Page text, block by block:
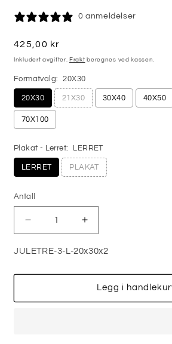
0 anmeldelser
Vanlig
pris
425,00 kr
Inkludert avgifter. Frakt beregnes ved kassen.
Formatvalg: 20X30
20X30 21X30 30X40 40X50
70X100
Plakat - Lerret: LERRET
LERRET PLAKAT
Antall
Antall
antallet
for
No3
PLAKAT
Øk
antallet
for
No3
PLAKAT
JULETRE-3-L-20x30x2
Legg i